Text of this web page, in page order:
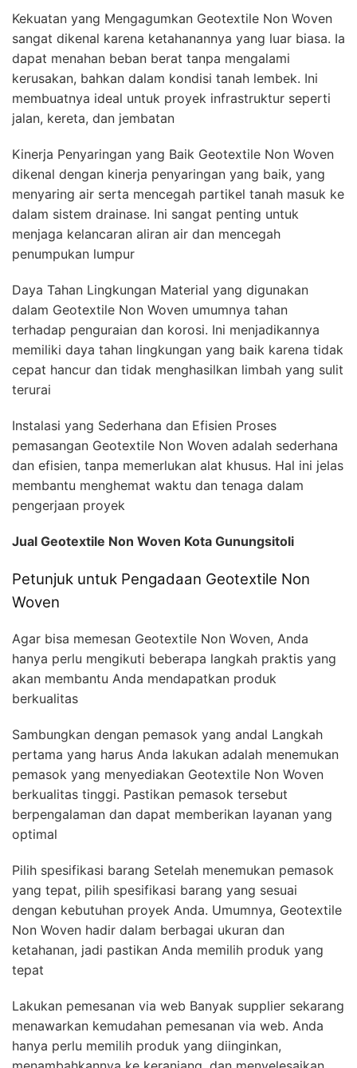
Kekuatan yang Mengagumkan Geotextile Non Woven
sangat dikenal karena ketahanannya yang luar biasa. Ia
dapat menahan beban berat tanpa mengalami
kerusakan, bahkan dalam kondisi tanah lembek. Ini
membuatnya ideal untuk proyek infrastruktur seperti
jalan, kereta, dan jembatan
Kinerja Penyaringan yang Baik Geotextile Non Woven
dikenal dengan kinerja penyaringan yang baik, yang
menyaring air serta mencegah partikel tanah masuk ke
dalam sistem drainase. Ini sangat penting untuk
menjaga kelancaran aliran air dan mencegah
penumpukan lumpur
Daya Tahan Lingkungan Material yang digunakan
dalam Geotextile Non Woven umumnya tahan
terhadap penguraian dan korosi. Ini menjadikannya
memiliki daya tahan lingkungan yang baik karena tidak
cepat hancur dan tidak menghasilkan limbah yang sulit
terurai
Instalasi yang Sederhana dan Efisien Proses
pemasangan Geotextile Non Woven adalah sederhana
dan efisien, tanpa memerlukan alat khusus. Hal ini jelas
membantu menghemat waktu dan tenaga dalam
pengerjaan proyek
Jual Geotextile Non Woven Kota Gunungsitoli
Petunjuk untuk Pengadaan Geotextile Non
Woven
Agar bisa memesan Geotextile Non Woven, Anda
hanya perlu mengikuti beberapa langkah praktis yang
akan membantu Anda mendapatkan produk
berkualitas
Sambungkan dengan pemasok yang andal Langkah
pertama yang harus Anda lakukan adalah menemukan
pemasok yang menyediakan Geotextile Non Woven
berkualitas tinggi. Pastikan pemasok tersebut
berpengalaman dan dapat memberikan layanan yang
optimal
Pilih spesifikasi barang Setelah menemukan pemasok
yang tepat, pilih spesifikasi barang yang sesuai
dengan kebutuhan proyek Anda. Umumnya, Geotextile
Non Woven hadir dalam berbagai ukuran dan
ketahanan, jadi pastikan Anda memilih produk yang
tepat
Lakukan pemesanan via web Banyak supplier sekarang
menawarkan kemudahan pemesanan via web. Anda
hanya perlu memilih produk yang diinginkan,